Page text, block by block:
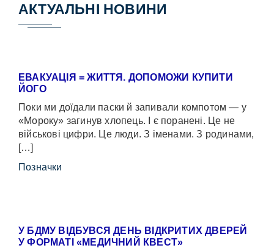
АКТУАЛЬНІ НОВИНИ
ЕВАКУАЦІЯ = ЖИТТЯ. ДОПОМОЖИ КУПИТИ
ЙОГО
Поки ми доїдали паски й запивали компотом — у
«Мороку» загинув хлопець. І є поранені. Це не
військові цифри. Це люди. З іменами. З родинами,
[…]
Позначки
У БДМУ ВІДБУВСЯ ДЕНЬ ВІДКРИТИХ ДВЕРЕЙ
У ФОРМАТІ «МЕДИЧНИЙ КВЕСТ»